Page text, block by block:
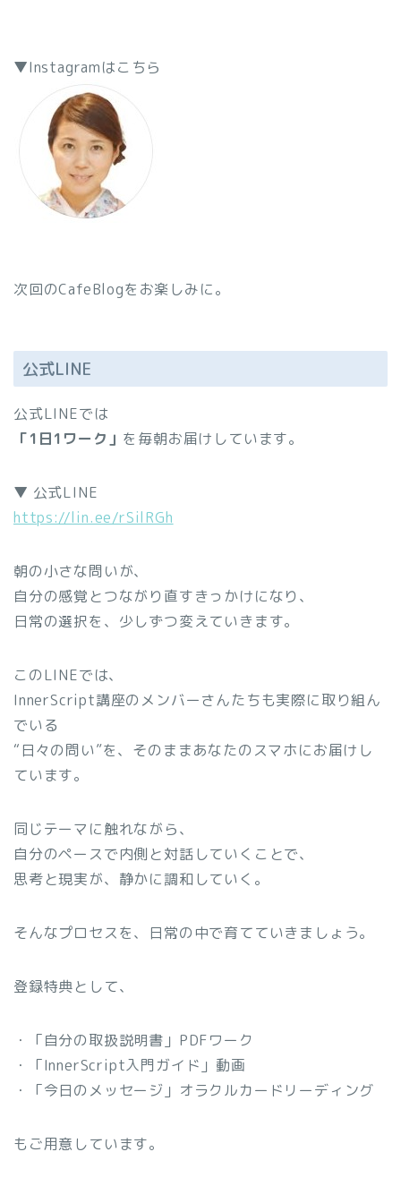
▼Instagramはこちら
次回のCafeBlogをお楽しみに。
公式LINE
公式LINEでは
「1日1ワーク」 を毎朝お届けしています。
▼ 公式LINE
https://lin.ee/rSilRGh
朝の小さな問いが、
自分の感覚とつながり直すきっかけになり、
日常の選択を、少しずつ変えていきます。
このLINEでは、
InnerScript講座のメンバーさんたちも実際に取り組ん
でいる
“日々の問い”を、そのままあなたのスマホにお届けし
ています。
同じテーマに触れながら、
自分のペースで内側と対話していくことで、
思考と現実が、静かに調和していく。
そんなプロセスを、日常の中で育てていきましょう。
登録特典として、
・「自分の取扱説明書」PDFワーク
・「InnerScript入門ガイド」動画
・「今日のメッセージ」オラクルカードリーディング
もご用意しています。